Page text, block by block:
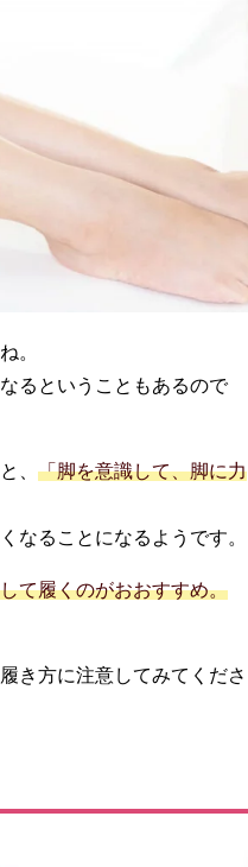
。
るということもあるので
、 「脚を意識して、脚に力
なることになるようです。
て履くのがおおすすめ。
き方に注意してみてくださ